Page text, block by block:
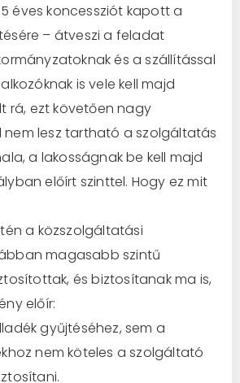
éves koncessziót kapott a
– átveszi a feladat
és a szállítással
is vele kell majd
rá, ezt követően nagy
nem lesz tartható a szolgáltatás
a lakosságnak be kell majd
előírt szinttel. Hogy ez mit
a közszolgáltatási
magasabb szintű
és biztosítanak ma is,
előír:
gyűjtéséhez, sem a
nem köteles a szolgáltató